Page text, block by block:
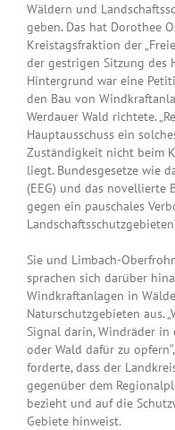
Wäldern und
geben. Das hat Dorothee
Kreistagsfraktion der
der gestrigen Sitzung des
Hintergrund war eine
den Bau von
Werdauer Wald richtete.
Hauptausschuss ein
Zuständigkeit nicht beim
liegt. Bundesgesetze wie
(EEG) und das novellierte
gegen ein pauschales
Sie und Limbach-
sprachen sich darüber
Windkraftanlagen in
Naturschutzgebieten aus.
Signal darin, Windräder
oder Wald dafür zu
forderte, dass der
gegenüber dem
bezieht und auf die
Gebiete hinweist.